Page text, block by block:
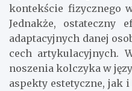
kontekście fizycznego
Jednakże, ostateczny
adaptacyjnych danej
cech artykulacyjnych.
noszenia kolczyka w
aspekty estetyczne, jak